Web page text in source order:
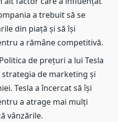
a trebuit să se
din piață și să își
a rămâne competitivă.
de prețuri a lui Tesla
de marketing și
Tesla a încercat să își
a atrage mai mulți
vânzările.